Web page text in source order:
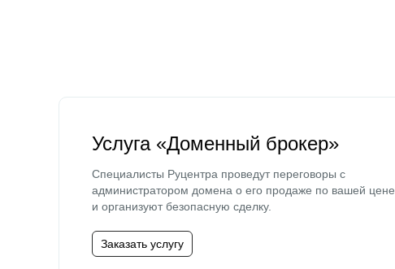
Услуга «Доменный брокер»
Специалисты Руцентра проведут переговоры с
администратором домена о его продаже по вашей цене
и организуют безопасную сделку.
Заказать услугу